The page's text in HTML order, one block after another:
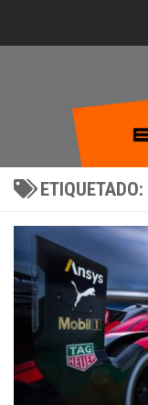
ETIQUETADO: